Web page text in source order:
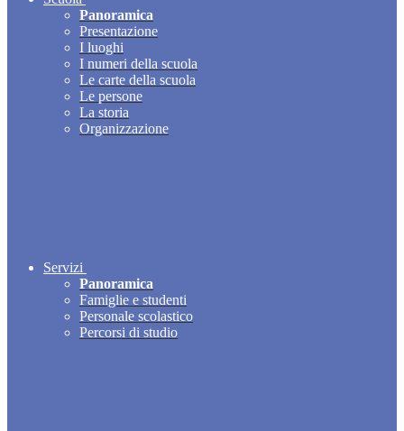
Panoramica
Presentazione
I luoghi
I numeri della scuola
Le carte della scuola
Le persone
La storia
Organizzazione
Servizi
Panoramica
Famiglie e studenti
Personale scolastico
Percorsi di studio